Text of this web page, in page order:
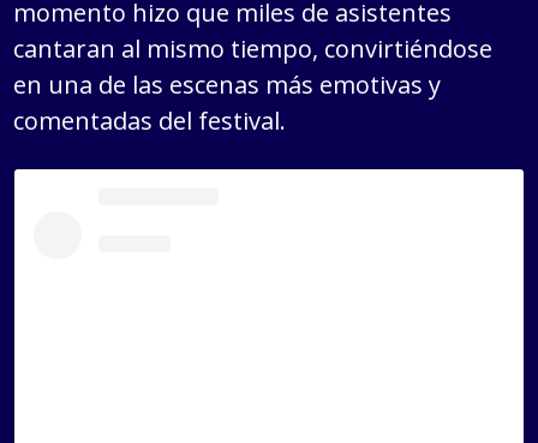
momento hizo que miles de asistentes
cantaran al mismo tiempo, convirtiéndose
en una de las escenas más emotivas y
comentadas del festival.